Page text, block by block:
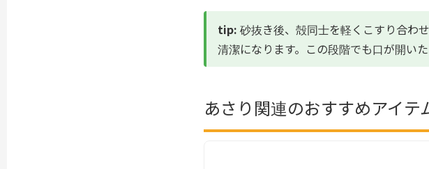
tip: 砂抜き後、殻同士を軽くこすり合わ
清潔になります。この段階でも口が開い
あさり関連のおすすめアイテ